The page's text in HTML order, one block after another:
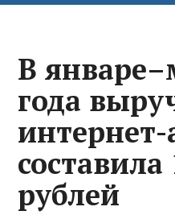
В
года
интернет-
рублей